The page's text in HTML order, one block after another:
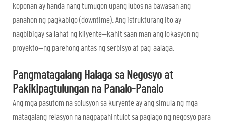
koponan ay handa nang tumugon upang lubos na bawasan ang
panahon ng pagkabigo (downtime). Ang istrukturang ito ay
nagbibigay sa lahat ng kliyente—kahit saan man ang lokasyon ng
proyekto—ng parehong antas ng serbisyo at pag-aalaga.
Pangmatagalang Halaga sa Negosyo at
Pakikipagtulungan na Panalo-Panalo
Ang mga pasutom na solusyon sa kuryente ay ang simula ng mga
matagalang relasyon na nagpapahintulot sa paglago ng negosyo para